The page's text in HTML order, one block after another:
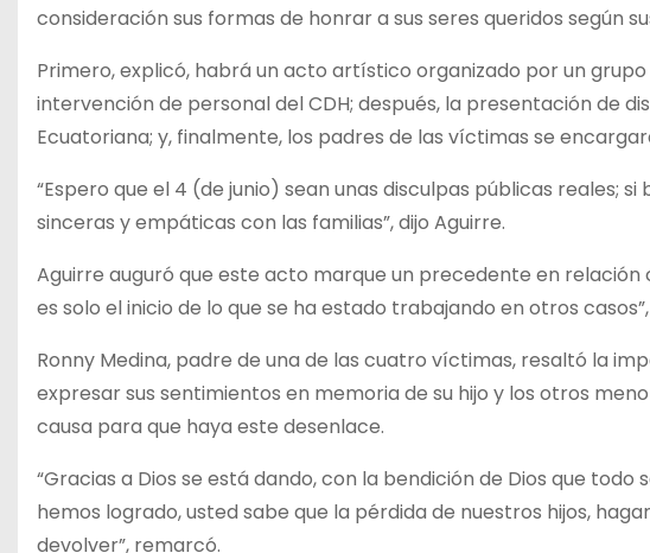
consideración sus formas de honrar a sus seres queridos según
Primero, explicó, habrá un acto artístico organizado por un
intervención de personal del CDH; después, la presentación de
Ecuatoriana; y, finalmente, los padres de las víctimas se
“Espero que el 4 (de junio) sean unas disculpas públicas reales;
sinceras y empáticas con las familias”, dijo Aguirre.
Aguirre auguró que este acto marque un precedente en relación
es solo el inicio de lo que se ha estado trabajando en otros
Ronny Medina, padre de una de las cuatro víctimas, resaltó la
expresar sus sentimientos en memoria de su hijo y los otros
causa para que haya este desenlace.
“Gracias a Dios se está dando, con la bendición de Dios que
hemos logrado, usted sabe que la pérdida de nuestros hijos,
devolver”, remarcó.